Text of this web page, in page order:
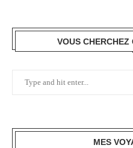
VOUS
MES